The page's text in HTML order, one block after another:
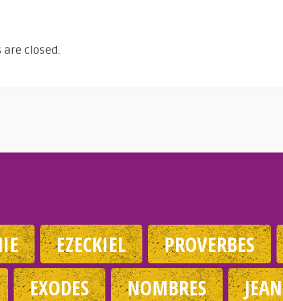
closed.
EZECKIEL PROVERBES
EXODES NOMBRES JEAN